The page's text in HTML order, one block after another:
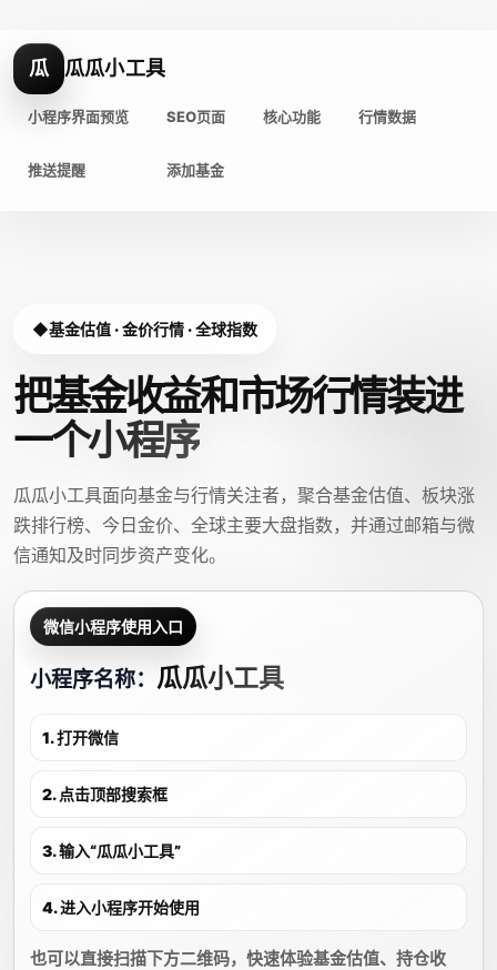
瓜 瓜瓜小工具
小程序界面预览 SEO页面 核心功能 行情数据
推送提醒 添加基金
基金估值 · 金价行情 · 全球指数
把基金收益和市场行情装进
一个小程序
瓜瓜小工具面向基金与行情关注者，聚合基金估值、板块涨
跌排行榜、今日金价、全球主要大盘指数，并通过邮箱与微
信通知及时同步资产变化。
微信小程序使用入口
小程序名称： 瓜瓜小工具
1. 打开微信
2. 点击顶部搜索框
3. 输入“瓜瓜小工具”
4. 进入小程序开始使用
也可以直接扫描下方二维码，快速体验基金估值、持仓收